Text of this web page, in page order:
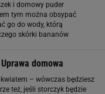
i domowy puder
tym można obsypać
go do wody, którą
skórki bananów
domowa
– wówczas będziesz
też, jeśli storczyk będzie